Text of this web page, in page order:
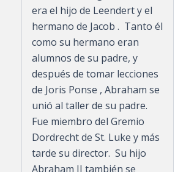
era el hijo de Leendert y el
hermano de Jacob . Tanto él
como su hermano eran
alumnos de su padre, y
después de tomar lecciones
de Joris Ponse , Abraham se
unió al taller de su padre.
Fue miembro del Gremio
Dordrecht de St. Luke y más
tarde su director. Su hijo
Abraham II también se